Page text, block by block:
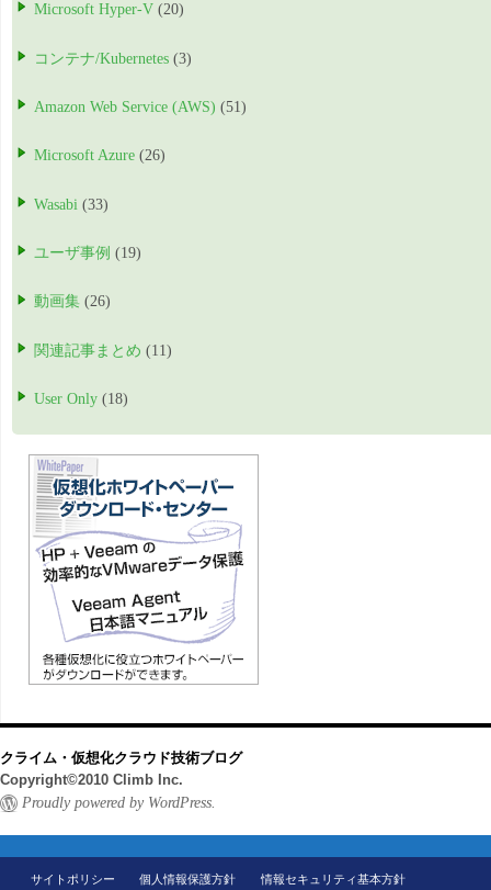
Microsoft Hyper-V (20)
コンテナ/Kubernetes (3)
Amazon Web Service (AWS) (51)
Microsoft Azure (26)
Wasabi (33)
ユーザ事例 (19)
動画集 (26)
関連記事まとめ (11)
User Only (18)
クライム・仮想化クラウド技術ブログ
Copyright©2010 Climb Inc.
Proudly powered by WordPress.
サイトポリシー 個人情報保護方針 情報セキュリティ基本方針